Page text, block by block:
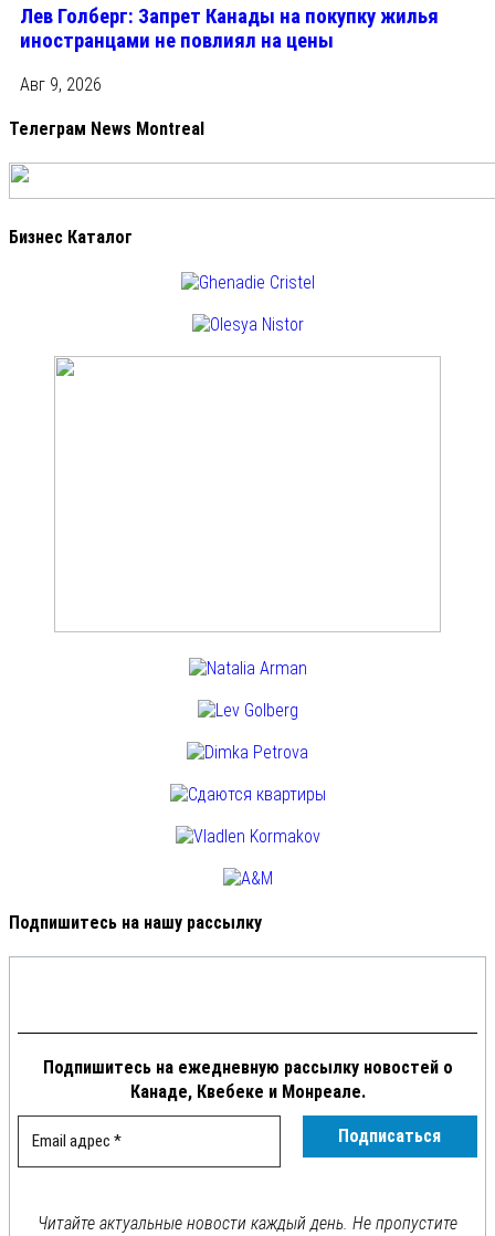
Лев Голберг: Запрет Канады на покупку жилья
иностранцами не повлиял на цены
Авг 9, 2026
Телеграм News Montreal
Бизнес Каталог
Подпишитесь на нашу рассылку
Подпишитесь на ежедневную рассылку новостей о
Канаде, Квебеке и Монреале.
Читайте актуальные новости каждый день. Не пропустите